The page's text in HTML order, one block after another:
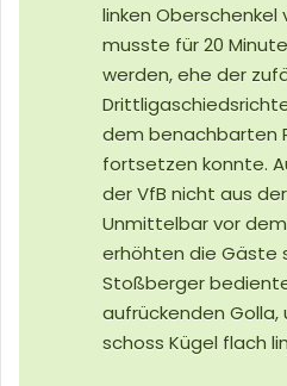
linken Oberschenkel
musste für 20
werden, ehe der
dem benachbarten
fortsetzen konnte.
der VfB nicht aus
Unmittelbar vor
erhöhten die Gäste
Stoßberger
aufrückenden Golla,
schoss Kügel flach